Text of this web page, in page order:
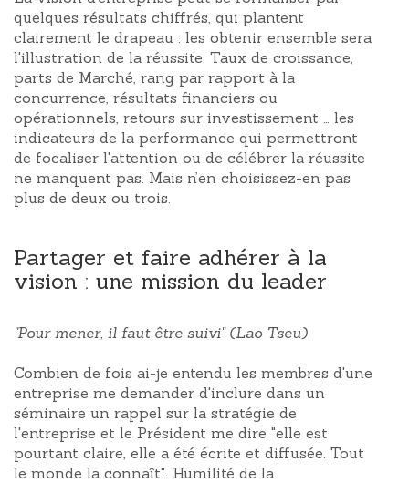
quelques résultats chiffrés, qui plantent
clairement le drapeau : les obtenir ensemble sera
l'illustration de la réussite. Taux de croissance,
parts de Marché, rang par rapport à la
concurrence, résultats financiers ou
opérationnels, retours sur investissement … les
indicateurs de la performance qui permettront
de focaliser l'attention ou de célébrer la réussite
ne manquent pas. Mais n’en choisissez-en pas
plus de deux ou trois.
Partager et faire adhérer à la
vision : une mission du leader
"Pour mener, il faut être suivi" (Lao Tseu)
Combien de fois ai-je entendu les membres d'une
entreprise me demander d'inclure dans un
séminaire un rappel sur la stratégie de
l'entreprise et le Président me dire "elle est
pourtant claire, elle a été écrite et diffusée. Tout
le monde la connaît". Humilité de la